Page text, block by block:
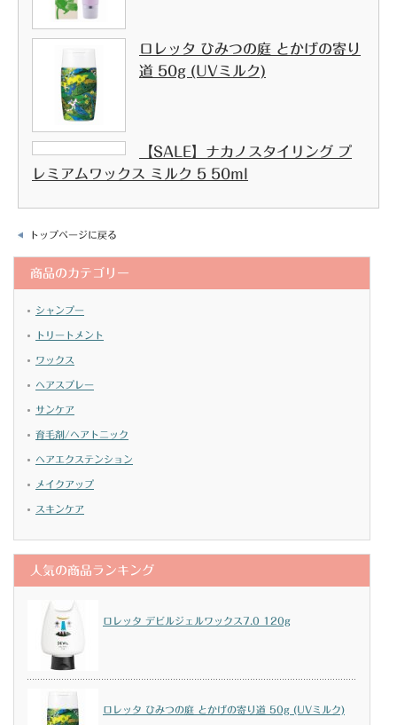
ロレッタ ひみつの庭 とかげの寄り
道 50g (UVミルク)
【SALE】ナカノスタイリング プ
レミアムワックス ミルク 5 50ml
トップページに戻る
商品のカテゴリー
シャンプー
トリートメント
ワックス
ヘアスプレー
サンケア
育毛剤/ヘアトニック
ヘアエクステンション
メイクアップ
スキンケア
人気の商品ランキング
ロレッタ デビルジェルワックス7.0 120g
ロレッタ ひみつの庭 とかげの寄り道 50g (UVミルク)